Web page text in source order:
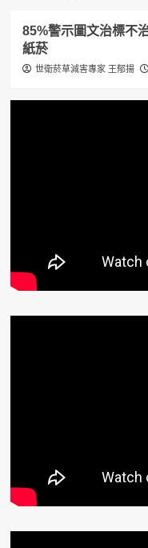
85%警示圖文治標不
紙菸
世衛菸草減害專家 王郁揚